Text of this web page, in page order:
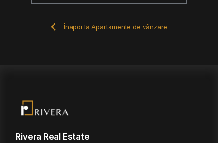
Înapoi la Apartamente de vânzare
Rivera Real Estate